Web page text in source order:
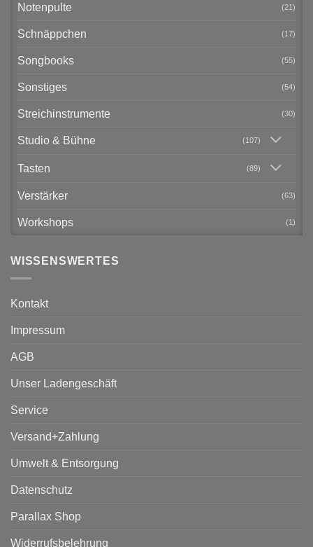
Notenpulte (21)
Schnäppchen (17)
Songbooks (55)
Sonstiges (54)
Streichinstrumente (30)
Studio & Bühne (107)
Tasten (89)
Verstärker (63)
Workshops (1)
WISSENSWERTES
Kontakt
Impressum
AGB
Unser Ladengeschäft
Service
Versand+Zahlung
Umwelt & Entsorgung
Datenschutz
Parallax Shop
Widerrufsbelehrung